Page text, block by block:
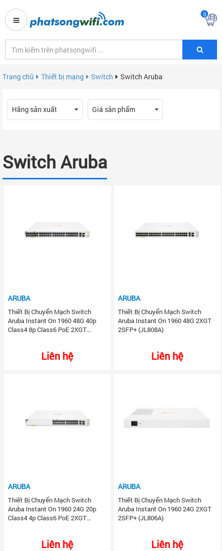
0
Trang chủ Thiết bị mạng Switch Switch Aruba
Hãng sản xuất Giá sản phẩm
Switch Aruba
ARUBA
Thiết Bị Chuyển Mạch Switch
Aruba Instant On 1960 48G 40p
Class4 8p Class6 PoE 2XGT
Liên hệ
ARUBA
Thiết Bị Chuyển Mạch Switch
Aruba Instant On 1960 48G 2XGT
2SFP+ (JL808A)
Liên hệ
ARUBA
Thiết Bị Chuyển Mạch Switch
Aruba Instant On 1960 24G 20p
Class4 4p Class6 PoE 2XGT
Liên hệ
ARUBA
Thiết Bị Chuyển Mạch Switch
Aruba Instant On 1960 24G 2XGT
2SFP+ (JL806A)
Liên hệ